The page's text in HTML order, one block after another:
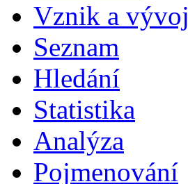
Vznik a vývoj
Seznam
Hledání
Statistika
Analýza
Pojmenování